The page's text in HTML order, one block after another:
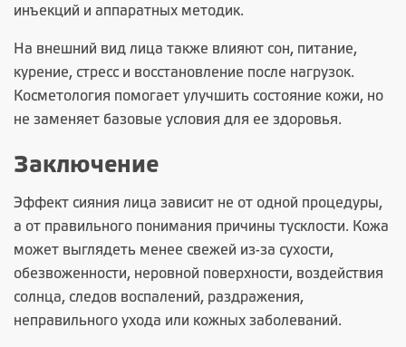
инъекций и аппаратных методик.
На внешний вид лица также влияют сон, питание,
курение, стресс и восстановление после нагрузок.
Косметология помогает улучшить состояние кожи, но
не заменяет базовые условия для ее здоровья.
Заключение
Эффект сияния лица зависит не от одной процедуры,
а от правильного понимания причины тусклости. Кожа
может выглядеть менее свежей из-за сухости,
обезвоженности, неровной поверхности, воздействия
солнца, следов воспалений, раздражения,
неправильного ухода или кожных заболеваний.